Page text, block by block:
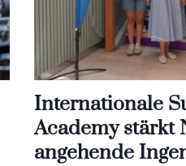
Internationale
Academy stärkt
angehende